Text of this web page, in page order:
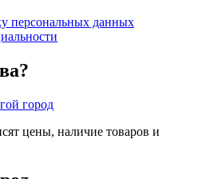
персональных данных
город
цены, наличие товаров и